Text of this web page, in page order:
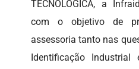
TECNOLÓGICA, a
com o objetivo de
assessoria tanto nas
Identificação